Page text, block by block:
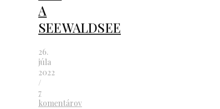
A
SEEWALDSEE
26.
júla
2022
/
7
komentárov